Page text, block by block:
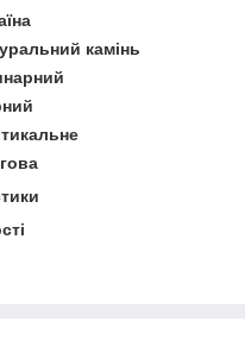
камінь